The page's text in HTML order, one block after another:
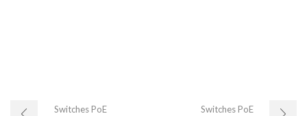
Switches PoE Switches PoE